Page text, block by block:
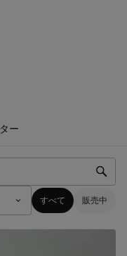
ー
すべて 販売中